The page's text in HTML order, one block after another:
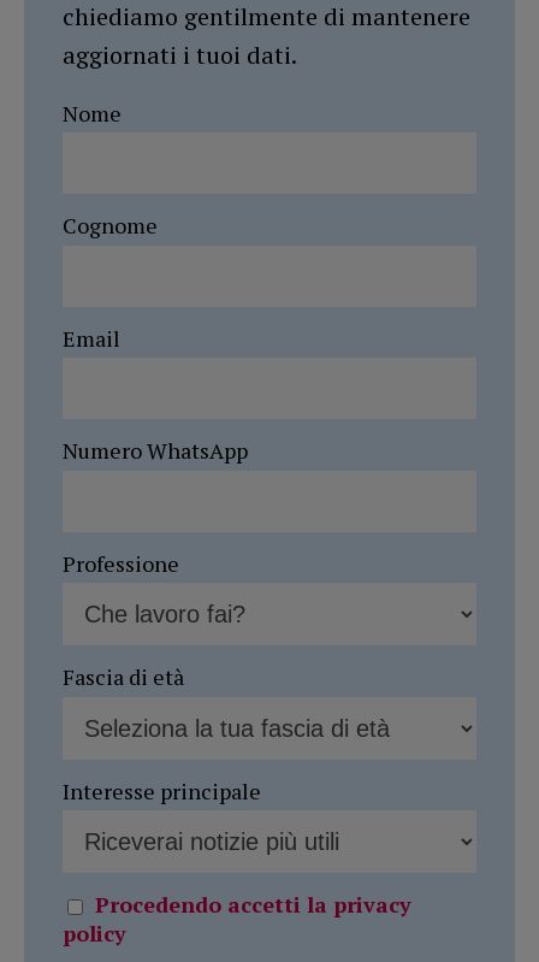
chiediamo gentilmente di mantenere
aggiornati i tuoi dati.
Nome
Cognome
Email
Numero WhatsApp
Professione
Fascia di età
Interesse principale
Procedendo accetti la privacy
policy